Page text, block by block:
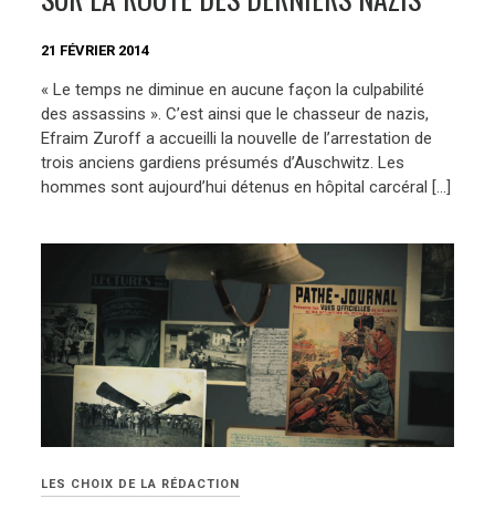
21 FÉVRIER 2014
« Le temps ne diminue en aucune façon la culpabilité
des assassins ». C’est ainsi que le chasseur de nazis,
Efraim Zuroff a accueilli la nouvelle de l’arrestation de
trois anciens gardiens présumés d’Auschwitz. Les
hommes sont aujourd’hui détenus en hôpital carcéral […]
LES CHOIX DE LA RÉDACTION